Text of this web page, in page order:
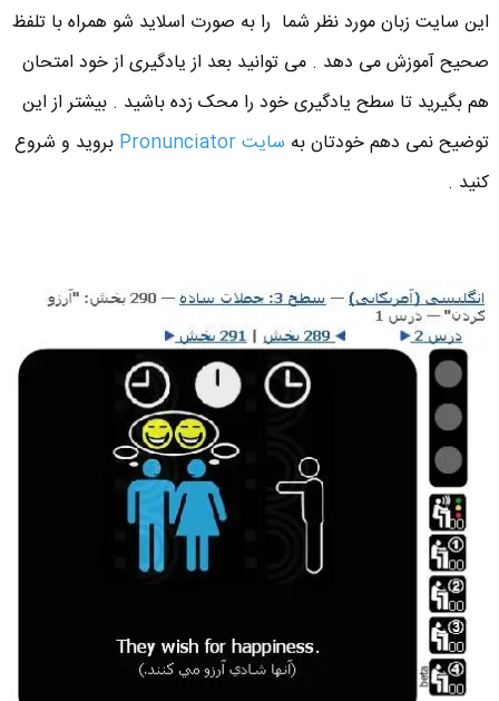
این سایت زبان مورد نظر شما را به صورت اسلاید شو همراه با تلفظ
صحیح آموزش می دهد . می توانید بعد از یادگیری از خود امتحان
هم بگیرید تا سطح یادگیری خود را محک زده باشید . بیشتر از این
توضیح نمی دهم خودتان به سایتPronunciator بروید و شروع
کنید .